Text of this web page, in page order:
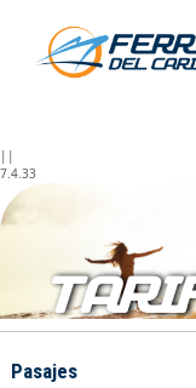
||
7.4.33
Pasajes